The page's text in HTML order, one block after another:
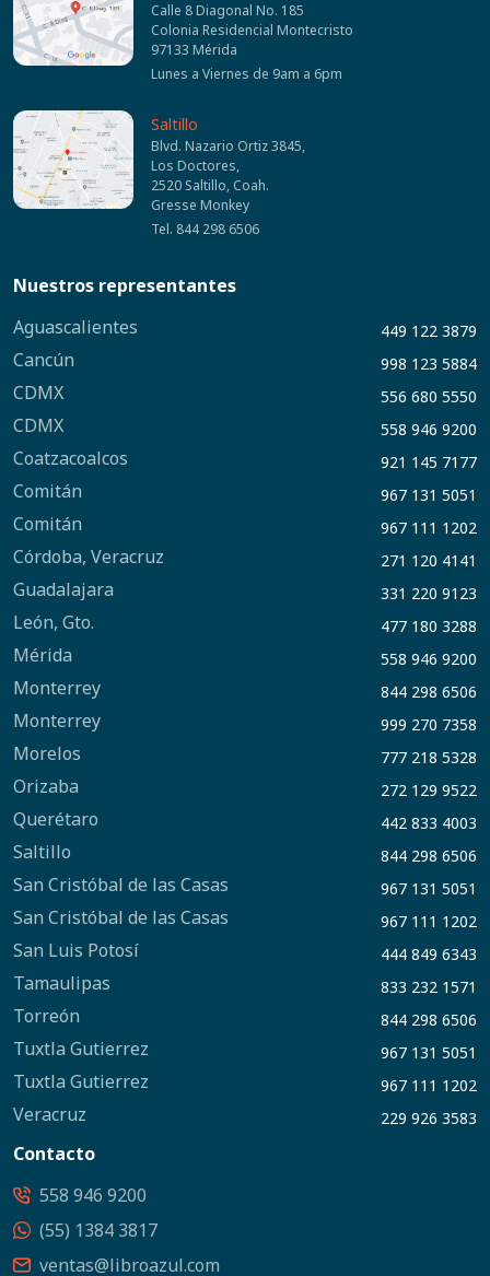
Calle 8 Diagonal No. 185
Colonia Residencial Montecristo
97133 Mérida
Lunes a Viernes de 9am a 6pm
Saltillo
Blvd. Nazario Ortiz 3845,
Los Doctores,
2520 Saltillo, Coah.
Gresse Monkey
Tel. 844 298 6506
Nuestros representantes
Aguascalientes
449 122 3879
Cancún 998 123 5884
CDMX 556 680 5550
CDMX 558 946 9200
Coatzacoalcos 921 145 7177
Comitán 967 131 5051
Comitán 967 111 1202
Córdoba, Veracruz 271 120 4141
Guadalajara 331 220 9123
León, Gto. 477 180 3288
Mérida 558 946 9200
Monterrey 844 298 6506
Monterrey 999 270 7358
Morelos 777 218 5328
Orizaba 272 129 9522
Querétaro 442 833 4003
Saltillo 844 298 6506
San Cristóbal de las Casas 967 131 5051
San Cristóbal de las Casas 967 111 1202
San Luis Potosí 444 849 6343
Tamaulipas 833 232 1571
Torreón 844 298 6506
Tuxtla Gutierrez 967 131 5051
Tuxtla Gutierrez 967 111 1202
Veracruz 229 926 3583
Contacto
558 946 9200
(55) 1384 3817
ventas@libroazul.com